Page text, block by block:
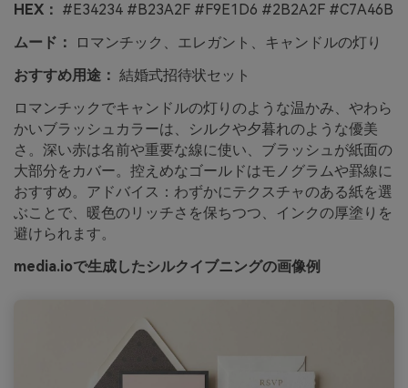
HEX： #E34234 #B23A2F #F9E1D6 #2B2A2F #C7A46B
ムード：
ロマンチック、エレガント、キャンドルの灯り
おすすめ用途： 結婚式招待状セット
ロマンチックでキャンドルの灯りのような温かみ、やわら
かいブラッシュカラーは、シルクや夕暮れのような優美
さ。深い赤は名前や重要な線に使い、ブラッシュが紙面の
大部分をカバー。控えめなゴールドはモノグラムや罫線に
おすすめ。アドバイス：わずかにテクスチャのある紙を選
ぶことで、暖色のリッチさを保ちつつ、インクの厚塗りを
避けられます。
media.ioで生成したシルクイブニングの画像例